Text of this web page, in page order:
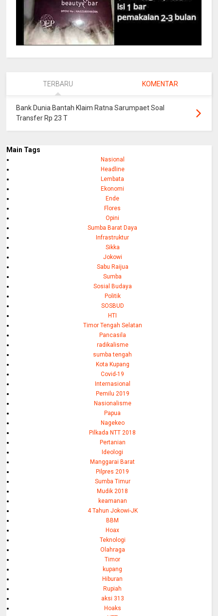
TERBARU KOMENTAR
Bank Dunia Bantah Klaim Ratna Sarumpaet Soal
Transfer Rp 23 T
Main Tags
Nasional
Headline
Lembata
Ekonomi
Ende
Flores
Opini
Sumba Barat Daya
Infrastruktur
Sikka
Jokowi
Sabu Raijua
Sumba
Sosial Budaya
Politik
SOSBUD
HTI
Timor Tengah Selatan
Pancasila
radikalisme
sumba tengah
Kota Kupang
Covid-19
Internasional
Pemilu 2019
Nasionalisme
Papua
Nagekeo
Pilkada NTT 2018
Pertanian
Ideologi
Manggarai Barat
Pilpres 2019
Sumba Timur
Mudik 2018
keamanan
4 Tahun Jokowi-JK
BBM
Hoax
Teknologi
Olahraga
Timor
kupang
Hiburan
Rupiah
aksi 313
Hoaks